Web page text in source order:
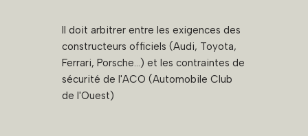
Il doit arbitrer entre les exigences des
constructeurs officiels (Audi, Toyota,
Ferrari, Porsche...) et les contraintes de
sécurité de l'ACO (Automobile Club
de l'Ouest)